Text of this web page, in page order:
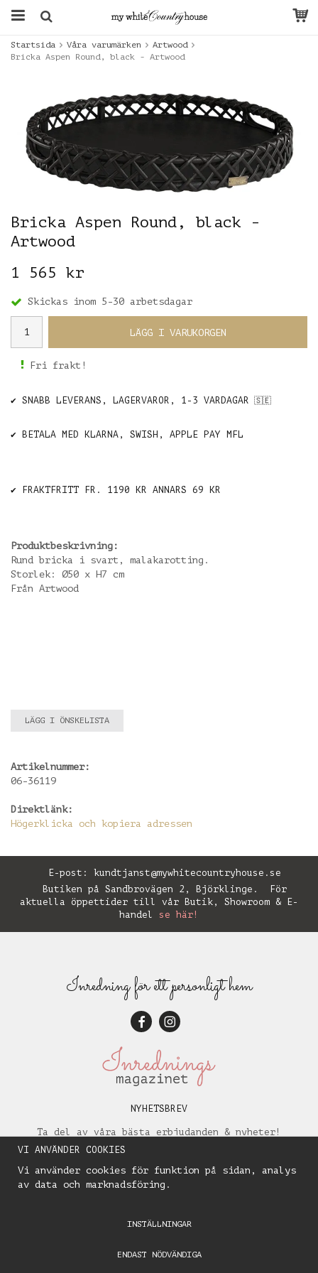
Startsida Våra varumärken
Artwood
Bricka Aspen Round, black - Artwood
Bricka Aspen Round, black -
Artwood
1 565 kr
Skickas inom 5-30 arbetsdagar
LÄGG I VARUKORGEN
Fri frakt!
✔️ SNABB LEVERANS, LAGERVAROR, 1-3 VARDAGAR 🇸🇪
✔️ BETALA MED KLARNA, SWISH, APPLE PAY MFL
✔️ FRAKTFRITT FR. 1190 KR ANNARS 69 KR
Produktbeskrivning:
Rund bricka i svart, malakarotting.
Storlek: Ø50 x H7 cm
Från Artwood
LÄGG I ÖNSKELISTA
Artikelnummer:
06-36119
Direktlänk:
Högerklicka och kopiera adressen
E-post: kundtjanst@mywhitecountryhouse.se
Butiken på Sandbrovägen 2, Björklinge. För
aktuella öppettider till vår Butik, Showroom & E-
handel se här!
Inredning för ett personligt hem
NYHETSBREV
Ta del av våra bästa erbjudanden & nyheter!
VI ANVÄNDER COOKIES
Vi använder cookies för funktion på sidan, analys
av data och marknadsföring.
INSTÄLLNINGAR
ENDAST NÖDVÄNDIGA